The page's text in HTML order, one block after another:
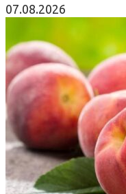
07.08.2026